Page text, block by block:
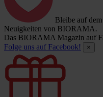
Bleibe auf
Neuigkeiten von BIORAMA.
Das BIORAMA Magazin auf
Folge uns auf Facebook!
×